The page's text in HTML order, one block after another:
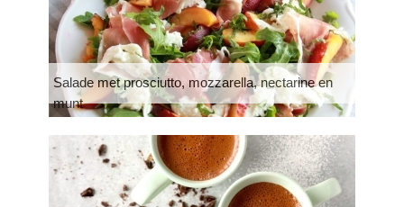
Salade met prosciutto, mozzarella, nectarine en
munt